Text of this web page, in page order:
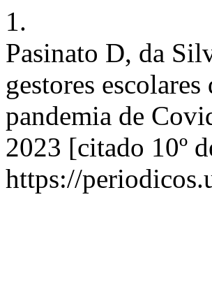
1.
Pasinato D, da
gestores
pandemia de
2023 [citado 10º
https://